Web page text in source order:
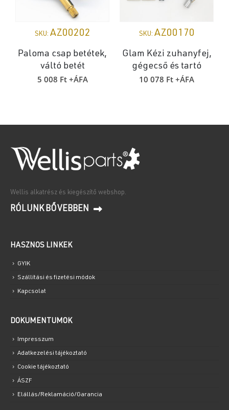
SKU: AZ00202
Paloma csap betétek,
váltó betét
5 008 Ft+ÁFA
SKU: AZ00170
Glam Kézi zuhanyfej,
gégecső és tartó
10 078 Ft +ÁFA
Wellis alkatrész és kiegészítő webshop.
RÓLUNK BŐVEBBEN
HASZNOS LINKEK
GYIK
Szállítási és fizetési módok
Kapcsolat
DOKUMENTUMOK
Impresszum
Adatkezelési tájékoztató
Cookie tájékoztató
ÁSZF
Elállás/Reklamáció/Garancia